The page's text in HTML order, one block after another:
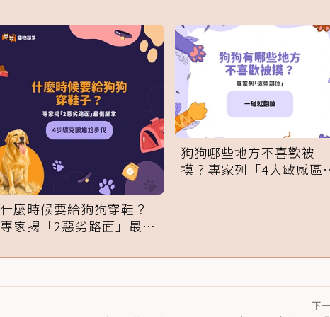
什麼時候要給狗狗穿鞋？
專家揭「2惡劣路面」最傷
狗狗哪些地方不喜歡被
摸？專家列「4大敏感區
下